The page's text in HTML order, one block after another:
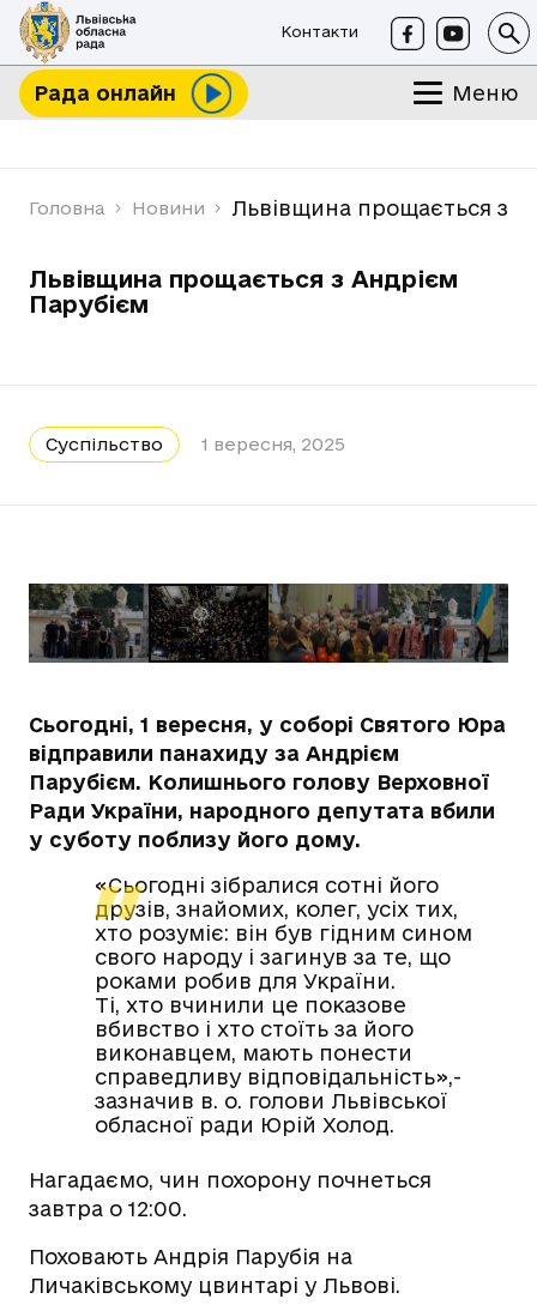
Контакти
Рада онлайн Меню
Головна Новини Львівщина прощається з
Львівщина прощається з Андрієм
Парубієм
Суспільство 1 вересня, 2025
Сьогодні, 1 вересня, у соборі Святого Юра
відправили панахиду за Андрієм
Парубієм. Колишнього голову Верховної
Ради України, народного депутата вбили
у суботу поблизу його дому.
«Сьогодні зібралися сотні його
друзів, знайомих, колег, усіх тих,
хто розуміє: він був гідним сином
свого народу і загинув за те, що
роками робив для України.
Ті, хто вчинили це показове
вбивство і хто стоїть за його
виконавцем, мають понести
справедливу відповідальність»,-
зазначив в. о. голови Львівської
обласної ради Юрій Холод.
Нагадаємо, чин похорону почнеться
завтра о 12:00.
Поховають Андрія Парубія на
Личаківському цвинтарі у Львові.